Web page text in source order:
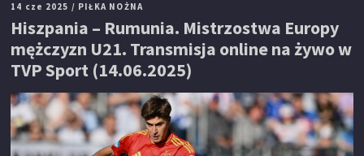
14 cze 2025 / PIŁKA NOŻNA
Hiszpania – Rumunia. Mistrzostwa Europy
mężczyzn U21. Transmisja online na żywo w
TVP Sport (14.06.2025)